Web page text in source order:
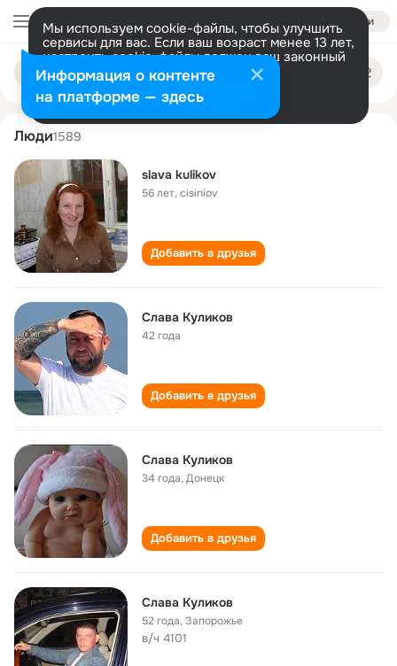
Войти
Мы используем cookie-файлы, чтобы улучшить
сервисы для вас. Если ваш возраст менее 13 лет,
настроить cookie-файлы должен ваш законный
представитель. Больше информации
Разрешить все Настроить
Поиск
людям
slava kulikov
Люди1589
slava kulikov
56 лет,cisiniov
Добавить в друзья
Слава Куликов
42 года
Добавить в друзья
Слава Куликов
34 года,Донецк
Добавить в друзья
Слава Куликов
52 года,Запорожье
в/ч 4101
Информация о контенте
на платформе — здесь